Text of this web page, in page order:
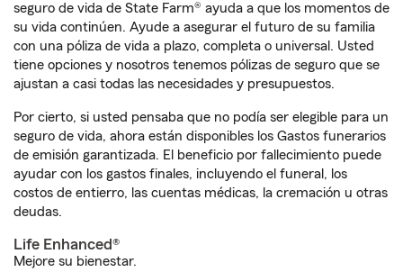
seguro de vida de State Farm® ayuda a que los momentos de
su vida continúen. Ayude a asegurar el futuro de su familia
con una póliza de vida a plazo, completa o universal. Usted
tiene opciones y nosotros tenemos pólizas de seguro que se
ajustan a casi todas las necesidades y presupuestos.
Por cierto, si usted pensaba que no podía ser elegible para un
seguro de vida, ahora están disponibles los Gastos funerarios
de emisión garantizada. El beneficio por fallecimiento puede
ayudar con los gastos finales, incluyendo el funeral, los
costos de entierro, las cuentas médicas, la cremación u otras
deudas.
Life Enhanced®
Mejore su bienestar.